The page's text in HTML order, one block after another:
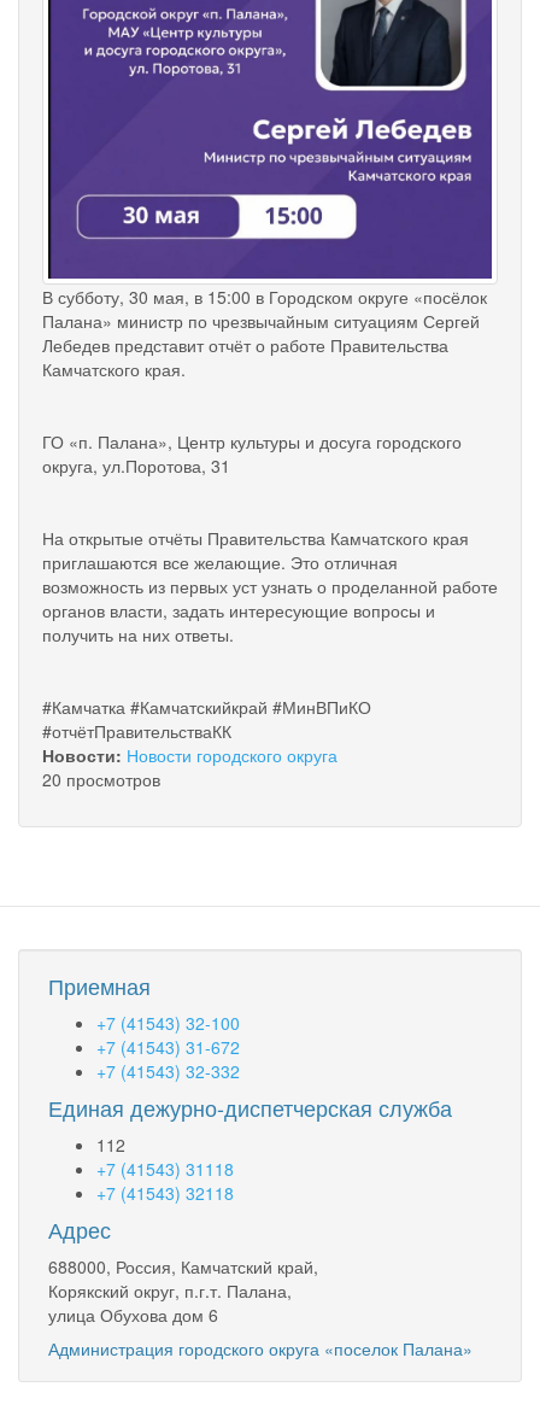
В субботу, 30 мая, в 15:00 в Городском округе «посёлок
Палана» министр по чрезвычайным ситуациям Сергей
Лебедев представит отчёт о работе Правительства
Камчатского края.
ГО «п. Палана», Центр культуры и досуга городского
округа, ул.Поротова, 31
️На открытые отчёты Правительства Камчатского края
приглашаются все желающие. Это отличная
возможность из первых уст узнать о проделанной работе
органов власти, задать интересующие вопросы и
получить на них ответы.
#Камчатка #Камчатскийкрай #МинВПиКО
#отчётПравительстваКК
Новости: Новости городского округа
20 просмотров
Приемная
+7 (41543) 32-100
+7 (41543) 31-672
+7 (41543) 32-332
Единая дежурно-диспетчерская служба
112
+7 (41543) 31118
+7 (41543) 32118
Адрес
688000, Россия, Камчатский край,
Корякский округ, п.г.т. Палана,
улица Обухова дом 6
Администрация городского округа «поселок Палана»